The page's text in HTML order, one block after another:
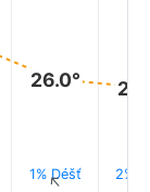
26.0°
1% Déšť
↑ 2%